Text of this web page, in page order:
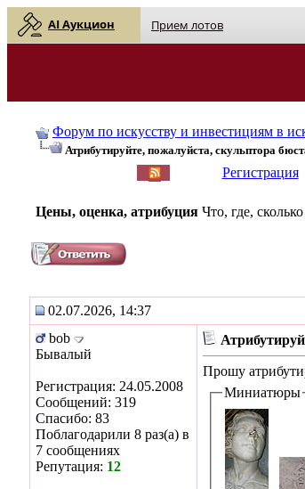
AI Аукцион Прием лотов
Форум по искусству и инвестициям в
Атрибутируйте, пожалуйста, скульптора
Регистрация
Цены, оценка, атрибуция Что, где,
02.07.2026, 14:37
bob
Бывалый
Регистрация: 24.05.2008
Сообщений: 319
Спасибо: 83
Поблагодарили 8 раз(а) в
7 сообщениях
Репутация: 12
Прошу
Миниатюры